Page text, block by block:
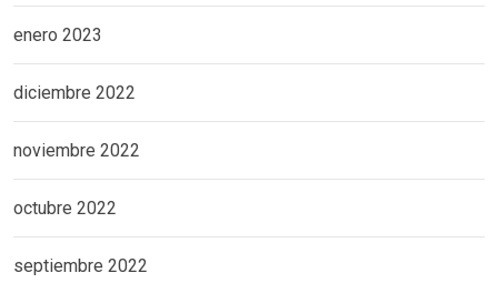
enero 2023
diciembre 2022
noviembre 2022
octubre 2022
septiembre 2022